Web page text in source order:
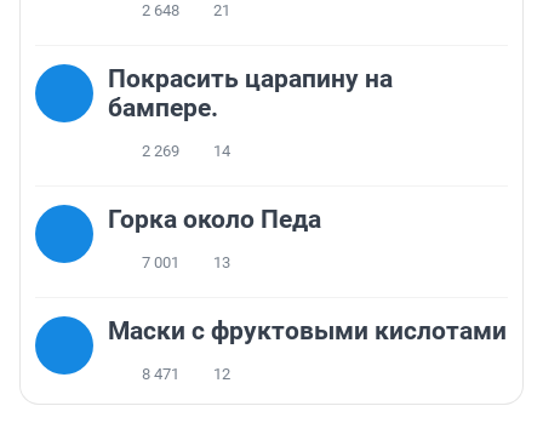
2 648 21
Покрасить царапину на
бампере.
2 269 14
Горка около Педа
7 001 13
Маски с фруктовыми кислотами
8 471 12